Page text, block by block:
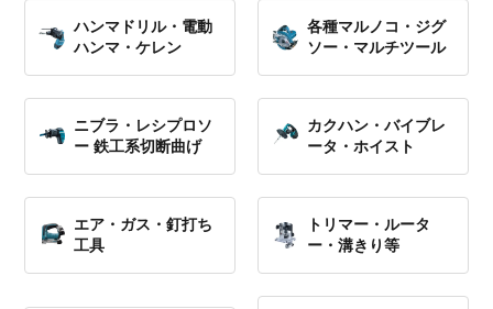
ハンマドリル・電動
ハンマ・ケレン
各種マルノコ・ジグ
ソー・マルチツール
ニブラ・レシプロソ
ー 鉄工系切断曲げ
カクハン・バイブレ
ータ・ホイスト
エア・ガス・釘打ち
工具
トリマー・ルータ
ー・溝きり等